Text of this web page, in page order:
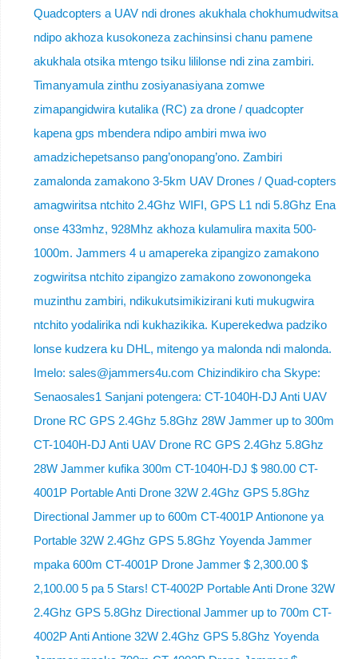
Quadcopters a UAV ndi drones akukhala chokhumudwitsa
ndipo akhoza kusokoneza zachinsinsi chanu pamene
akukhala otsika mtengo tsiku lililonse ndi zina zambiri.
Timanyamula zinthu zosiyanasiyana zomwe
zimapangidwira kutalika (RC) za drone / quadcopter
kapena gps mbendera ndipo ambiri mwa iwo
amadzichepetsanso pang’onopang’ono. Zambiri
zamalonda zamakono 3-5km UAV Drones / Quad-copters
amagwiritsa ntchito 2.4Ghz WIFI, GPS L1 ndi 5.8Ghz Ena
onse 433mhz, 928Mhz akhoza kulamulira maxita 500-
1000m. Jammers 4 u amapereka zipangizo zamakono
zogwiritsa ntchito zipangizo zamakono zowonongeka
muzinthu zambiri, ndikukutsimikizirani kuti mukugwira
ntchito yodalirika ndi kukhazikika. Kuperekedwa padziko
lonse kudzera ku DHL, mitengo ya malonda ndi malonda.
Imelo: sales@jammers4u.com Chizindikiro cha Skype:
Senaosales1 Sanjani potengera: CT-1040H-DJ Anti UAV
Drone RC GPS 2.4Ghz 5.8Ghz 28W Jammer up to 300m
CT-1040H-DJ Anti UAV Drone RC GPS 2.4Ghz 5.8Ghz
28W Jammer kufika 300m CT-1040H-DJ $ 980.00 CT-
4001P Portable Anti Drone 32W 2.4Ghz GPS 5.8Ghz
Directional Jammer up to 600m CT-4001P Antionone ya
Portable 32W 2.4Ghz GPS 5.8Ghz Yoyenda Jammer
mpaka 600m CT-4001P Drone Jammer $ 2,300.00 $
2,100.00 5 pa 5 Stars! CT-4002P Portable Anti Drone 32W
2.4Ghz GPS 5.8Ghz Directional Jammer up to 700m CT-
4002P Anti Antione 32W 2.4Ghz GPS 5.8Ghz Yoyenda